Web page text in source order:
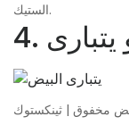
الستيك.
يتبارى
مخفوق | ثينكستوك